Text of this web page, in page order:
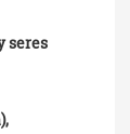
seres